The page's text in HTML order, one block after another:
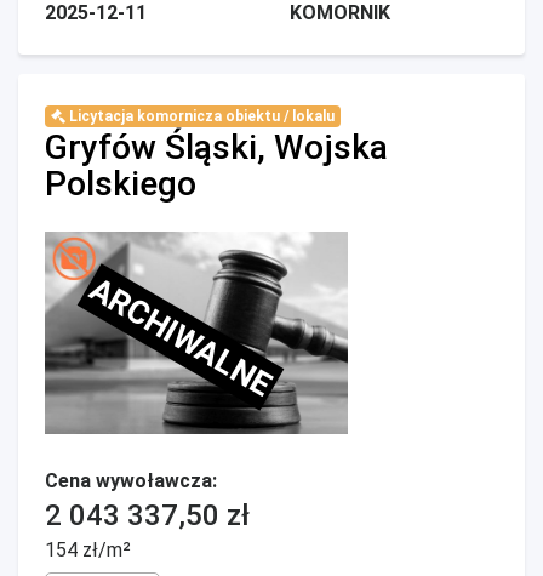
2025-12-11
KOMORNIK
Licytacja komornicza obiektu / lokalu
Gryfów Śląski, Wojska
Polskiego
ARCHIWALNE
Cena wywoławcza:
2 043 337,50 zł
154 zł/m²